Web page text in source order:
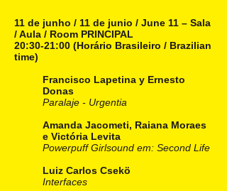
11 de junho / 11 de junio / June 11 – Sala
/ Aula / Room PRINCIPAL
20:30-21:00 (Horário Brasileiro / Brazilian
time)
Francisco Lapetina y Ernesto
Donas
Paralaje - Urgentia
Amanda Jacometi, Raiana Moraes
e Victória Levita
Powerpuff Girlsound em: Second Life
Luiz Carlos Csekö
Interfaces